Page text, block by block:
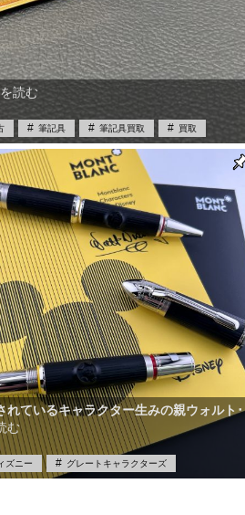
読む
筆記具 筆記具買取 買取
れているキャラクター生みの親ウォルト･
む
ズニー グレートキャラクターズ